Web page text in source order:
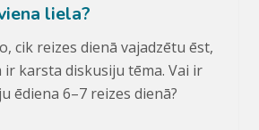
liela?
cik reizes dienā vajadzētu ēst,
karsta diskusiju tēma. Vai ir
ēdiena 6–7 reizes dienā?